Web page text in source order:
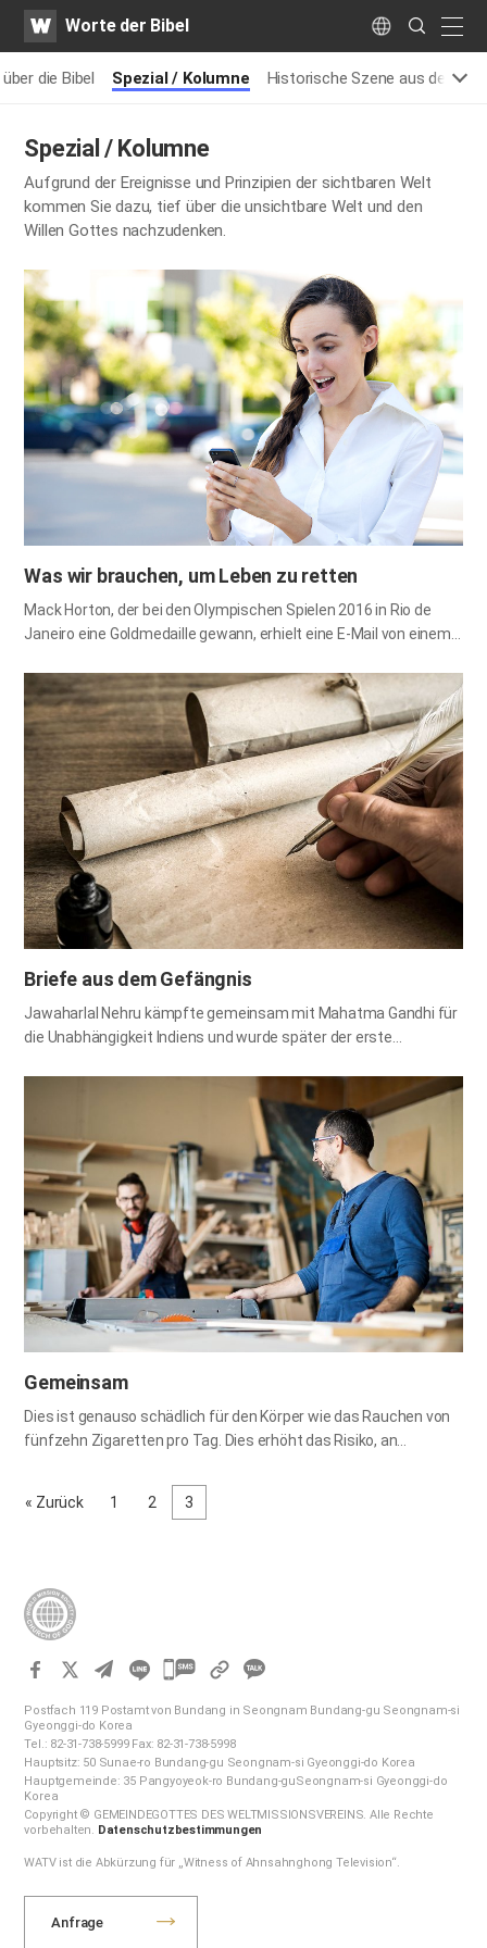
WATVWorte der Bibel Language
Search
Submit
die Bibel Spezial / Kolumne Historische Szene aus der Bibel
Spezial / Kolumne
Aufgrund der Ereignisse und Prinzipien der sichtbaren Welt
kommen Sie dazu, tief über die unsichtbare Welt und den
Willen Gottes nachzudenken.
Was wir brauchen, um Leben zu retten
Mack Horton, der bei den Olympischen Spielen 2016 in Rio de
Janeiro eine Goldmedaille gewann, erhielt eine E-Mail von einem
Hautkrebs, weil ein Leberfleck auf seiner oberen Brust größer
und dunkler geworden war als zuvor. Horton ging sofort ins
Krankenhaus, und der Arzt sagte, dass sich das Muttermal zu
einem Melanom entwickeln könnte. Ein Melanom ist eine Form
von Hautkrebs, die entsteht, wenn Melanozyten unkontrolliert
wachsen. Es handelt sich um eine tödliche Krankheit, die jedoch
keine Symptome aufweist, sodass man die Krankheit nur dann
genau erkennen kann, wenn man seine Haut genau beobachtet.
Dank seines Fans, der ihm die besorgte E-Mail schickte, konnte
er sein Leben retten, indem er operiert wurde,…
Briefe aus dem Gefängnis
Jawaharlal Nehru kämpfte gemeinsam mit Mahatma Gandhi für
die Unabhängigkeit Indiens und wurde später der erste
britischer Herrschaft stand, wurde er wegen seines
Widerstands gegen die Kolonialherrschaft mehrfach inhaftiert.
Da er im Naini-Gefängnis seine Strafe abbüßte, schrieb er Briefe
an seine einzige Tochter Indira. Drei Jahre lang schickte er ihr
etwa 190 Briefe. Und was wollte er seiner geliebten Tochter
unbedingt sagen? „Du hast die Angewohnheit, zu deinem
Geburtstag Geschenke und gute Wünsche zu erhalten. Gute
Wünsche wirst du immer noch in vollem Umfang erhalten, aber
welches Geschenk kann ich dir aus dem Naini-Gefängnis
schicken? Meine Geschenke sind nicht etwas, das du sehen
oder anfassen kannst.“ Nehru unternahm im Gefängnis alle
Anstrengungen,…
Gemeinsam
Dies ist genauso schädlich für den Körper wie das Rauchen von
fünfzehn Zigaretten pro Tag. Dies erhöht das Risiko, an
leiden, haben ein um 30 % höheres Risiko, einen Schlaganfall zu
erleiden, ein um 40 % höheres Risiko, an Demenz zu erkranken,
Gesundheitskorps, wies darauf hin, dass Einsamkeit ein Faktor
ist, der Probleme der modernen Gesellschaft wie Depressionen
und Drogenabhängigkeit verursacht. Er erklärte, dass die
Krankheiten, die durch Einsamkeit entstehen, für den Körper
schädlicher sein können als allgemeine körperliche Krankheiten.
Er war sogar der Erste, der…
« Zurück 1 2 3
카
오
공
하
Postfach 119 Postamt von Bundang in Seongnam Bundang-gu Seongnam-si
Gyeonggi-do Korea
Tel.: 82-31-738-5999 Fax: 82-31-738-5998
Hauptsitz: 50 Sunae-ro Bundang-gu Seongnam-si Gyeonggi-do Korea
Hauptgemeinde: 35 Pangyoyeok-ro Bundang-guSeongnam-si Gyeonggi-do
Korea
Copyright © GEMEINDEGOTTES DES WELTMISSIONSVEREINS. Alle Rechte
vorbehalten. Datenschutzbestimmungen
WATV ist die Abkürzung für „Witness of Ahnsahnghong Television“.
Anfrage